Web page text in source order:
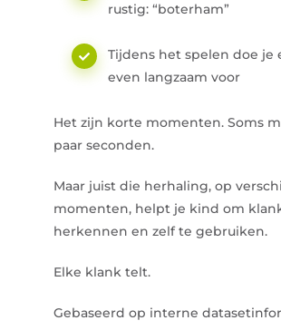
rustig: “boterham”
Tijdens het spelen doe je
even langzaam voor
Het zijn korte momenten. Soms
paar seconden.
Maar juist die herhaling, op
momenten, helpt je kind om
herkennen en zelf te gebruiken.
Elke klank telt.
Gebaseerd op interne